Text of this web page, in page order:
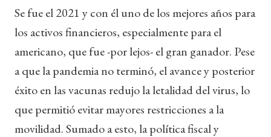
Se fue el 2021 y con él uno de los mejores años para
los activos financieros, especialmente para el
americano, que fue -por lejos- el gran ganador. Pese
a que la pandemia no terminó, el avance y posterior
éxito en las vacunas redujo la letalidad del virus, lo
que permitió evitar mayores restricciones a la
movilidad. Sumado a esto, la política fiscal y